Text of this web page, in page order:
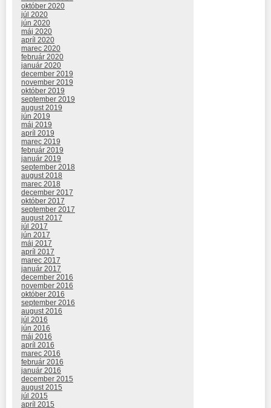
október 2020
júl 2020
jún 2020
máj 2020
apríl 2020
marec 2020
február 2020
január 2020
december 2019
november 2019
október 2019
september 2019
august 2019
jún 2019
máj 2019
apríl 2019
marec 2019
február 2019
január 2019
september 2018
august 2018
marec 2018
december 2017
október 2017
september 2017
august 2017
júl 2017
jún 2017
máj 2017
apríl 2017
marec 2017
január 2017
december 2016
november 2016
október 2016
september 2016
august 2016
júl 2016
jún 2016
máj 2016
apríl 2016
marec 2016
február 2016
január 2016
december 2015
august 2015
júl 2015
apríl 2015